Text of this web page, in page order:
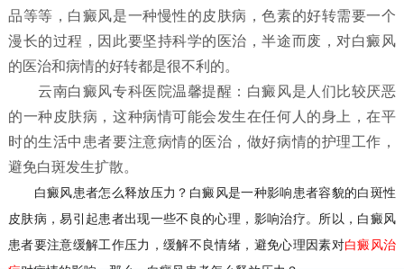
品等等，白癜风是一种慢性的皮肤病，色素的好转需要一个
漫长的过程，因此要坚持科学的医治，半途而废，对白癜风
的医治和病情的好转都是很不利的。
云南白癜风专科医院温馨提醒：白癜风是人们比较厌恶
的一种皮肤病，这种病情可能会发生在任何人的身上，在平
时的生活中患者要注意病情的医治，做好病情的护理工作，
避免白斑发生扩散。
白癜风患者怎么释放压力？ 白癜风是一种影响患者容貌的白斑性
皮肤病，易引起患者出现一些不良的心理，影响治疗。所以，白癜风
患者要注意缓解工作压力，缓解不良情绪，避免心理因素对白癜风治